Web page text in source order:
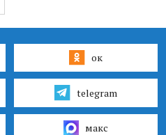
ок
telegram
макс